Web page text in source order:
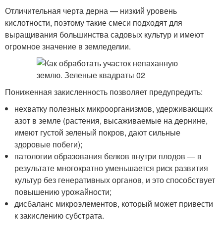
Отличительная черта дерна — низкий уровень
кислотности, поэтому такие смеси подходят для
выращивания большинства садовых культур и имеют
огромное значение в земледелии.
Пониженная закисленность позволяет предупредить:
нехватку полезных микроорганизмов, удерживающих
азот в земле (растения, высаживаемые на дернине,
имеют густой зеленый покров, дают сильные
здоровые побеги);
патологии образования белков внутри плодов — в
результате многократно уменьшается риск развития
культур без генеративных органов, и это способствует
повышению урожайности;
дисбаланс микроэлементов, который может привести
к закислению субстрата.